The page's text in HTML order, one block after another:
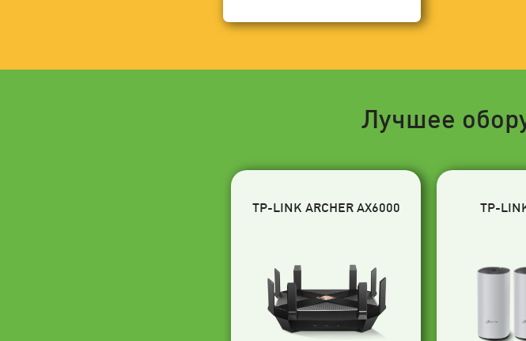
Лучшее
TP-LINK ARCHER AX6000 TP-